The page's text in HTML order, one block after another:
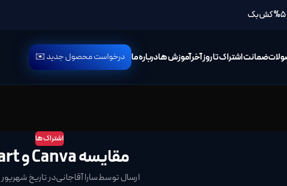
ضمانت اشتراک تا روز آخرآموزش هادرباره ما درخواست محصول جدید ✉️
اشتراک ها
مقایسه Canva و Picsart
ارسال توسطسارا آقاجانیدر تاریخ شهریور 26, 1404